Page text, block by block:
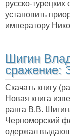
русско-
установить
императору
Шигин
сражение:
Скачать книгу
Новая книга
ранга В.В.
Черноморский
одержал